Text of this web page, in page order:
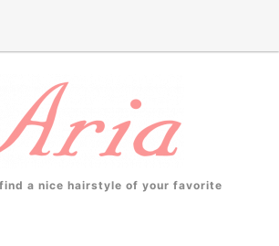
a nice hairstyle of your favorite